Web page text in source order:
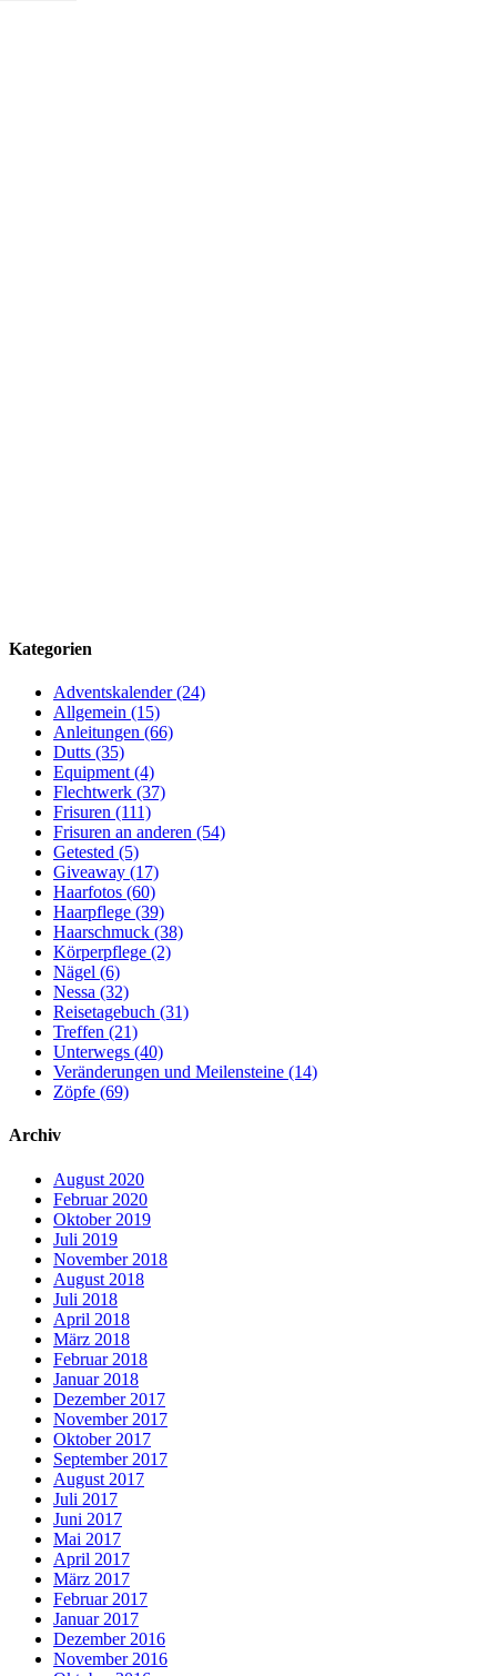
Kategorien
Adventskalender (24)
Allgemein (15)
Anleitungen (66)
Dutts (35)
Equipment (4)
Flechtwerk (37)
Frisuren (111)
Frisuren an anderen (54)
Getested (5)
Giveaway (17)
Haarfotos (60)
Haarpflege (39)
Haarschmuck (38)
Körperpflege (2)
Nägel (6)
Nessa (32)
Reisetagebuch (31)
Treffen (21)
Unterwegs (40)
Veränderungen und Meilensteine (14)
Zöpfe (69)
Archiv
August 2020
Februar 2020
Oktober 2019
Juli 2019
November 2018
August 2018
Juli 2018
April 2018
März 2018
Februar 2018
Januar 2018
Dezember 2017
November 2017
Oktober 2017
September 2017
August 2017
Juli 2017
Juni 2017
Mai 2017
April 2017
März 2017
Februar 2017
Januar 2017
Dezember 2016
November 2016